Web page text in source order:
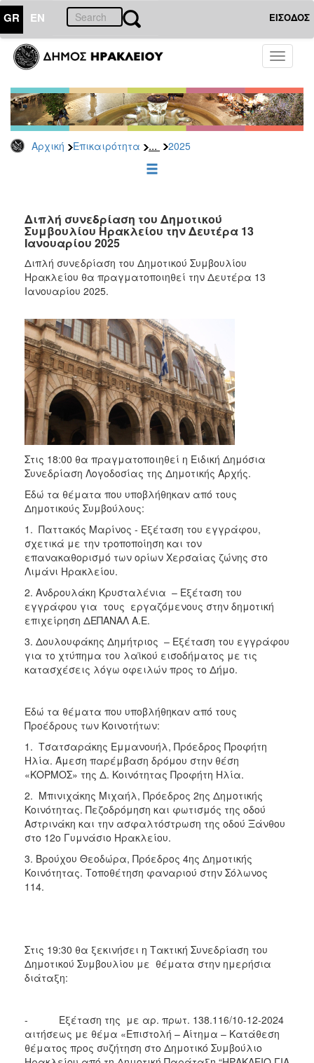
GR EN ΕΙΣΟΔΟΣ
Toggle
Αρχική Επικαιρότητα ... 2025
ΕΠΙΚΑΙΡΟΤΗΤΑ
Τύπου
Αρχείο
2026
2025
2022
2021
2020
2019
2018
2017
2016
2015
2013
2010
2006
ΔΗΜΟΤΗΣ
ΕΠΙΣΚΕΠΤΗΣ
ΗΡΑΚΛΕΙΟ
Διπλή συνεδρίαση του Δημοτικού
Συμβουλίου Ηρακλείου την Δευτέρα 13
Ιανουαρίου 2025
Διπλή συνεδρίαση του Δημοτικού Συμβουλίου
Ηρακλείου θα πραγματοποιηθεί την Δευτέρα 13
Ιανουαρίου 2025.
Στις 18:00 θα πραγματοποιηθεί η Ειδική Δημόσια
Συνεδρίαση Λογοδοσίας της Δημοτικής Αρχής.
Εδώ τα θέματα που υποβλήθηκαν από τους
Δημοτικούς Συμβούλους:
1. Παττακός Μαρίνος - Εξέταση του εγγράφου,
σχετικά με την τροποποίηση και τον
επανακαθορισμό των ορίων Χερσαίας ζώνης στο
Λιμάνι Ηρακλείου.
2. Ανδρουλάκη Κρυσταλένια – Εξέταση του
εγγράφου για τους εργαζόμενους στην δημοτική
επιχείρηση ΔΕΠΑΝΑΛ Α.Ε.
3. Δουλουφάκης Δημήτριος – Εξέταση του εγγράφου
για το χτύπημα του λαϊκού εισοδήματος με τις
κατασχέσεις λόγω οφειλών προς το Δήμο.
Εδώ τα θέματα που υποβλήθηκαν από τους
Προέδρους των Κοινοτήτων:
1. Τσατσαράκης Εμμανουήλ, Πρόεδρος Προφήτη
Ηλία. Άμεση παρέμβαση δρόμου στην θέση
«ΚΟΡΜΟΣ» της Δ. Κοινότητας Προφήτη Ηλία.
2. Μπινιχάκης Μιχαήλ, Πρόεδρος 2ης Δημοτικής
Κοινότητας. Πεζοδρόμηση και φωτισμός της οδού
Αστρινάκη και την ασφαλτόστρωση της οδού Ξάνθου
στο 12ο Γυμνάσιο Ηρακλείου.
3. Βρούχου Θεοδώρα, Πρόεδρος 4ης Δημοτικής
Κοινότητας. Τοποθέτηση φαναριού στην Σόλωνος
114.
Στις 19:30 θα ξεκινήσει η Τακτική Συνεδρίαση του
Δημοτικού Συμβουλίου με θέματα στην ημερήσια
διάταξη:
- Εξέταση της με αρ. πρωτ. 138.116/10-12-2024
αιτήσεως με θέμα «Επιστολή – Αίτημα – Κατάθεση
θέματος προς συζήτηση στο Δημοτικό Συμβούλιο